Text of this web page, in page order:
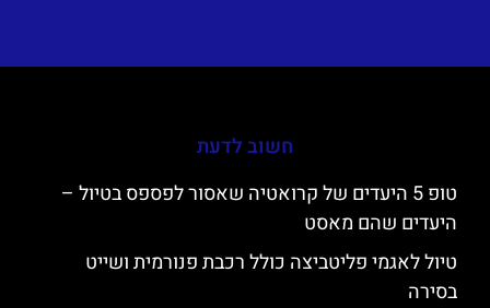
חשוב לדעת
טופ 5 היעדים של קרואטיה שאסור לפספס בטיול –
היעדים שהם מאסט
טיול לאגמי פליטביצה כולל רכבת פנורמית ושייט
בסירה